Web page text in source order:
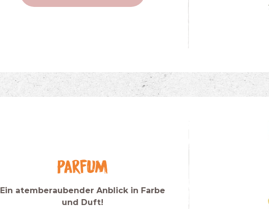
Parfum
Ein atemberaubender Anblick in Farbe
und Duft!